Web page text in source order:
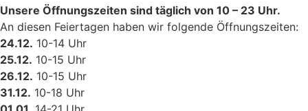
Unsere Öffnungszeiten sind täglich von 10 – 23 Uhr.
An diesen Feiertagen haben wir folgende Öffnungszeiten:
24.12. 10-14 Uhr
25.12. 10-15 Uhr
26.12. 10-15 Uhr
31.12. 10-18 Uhr